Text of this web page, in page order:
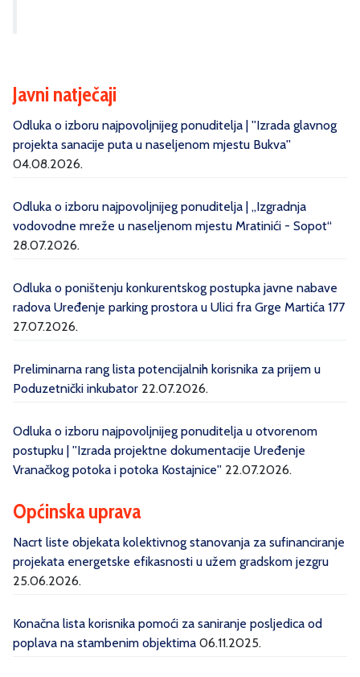
Javni natječaji
Odluka o izboru najpovoljnijeg ponuditelja | ''Izrada glavnog
projekta sanacije puta u naseljenom mjestu Bukva''
04.08.2026.
Odluka o izboru najpovoljnijeg ponuditelja | „Izgradnja
vodovodne mreže u naseljenom mjestu Mratinići - Sopot“
28.07.2026.
Odluka o poništenju konkurentskog postupka javne nabave
radova Uređenje parking prostora u Ulici fra Grge Martića 177
27.07.2026.
Preliminarna rang lista potencijalnih korisnika za prijem u
Poduzetnički inkubator 22.07.2026.
Odluka o izboru najpovoljnijeg ponuditelja u otvorenom
postupku | ''Izrada projektne dokumentacije Uređenje
Vranačkog potoka i potoka Kostajnice'' 22.07.2026.
Općinska uprava
Nacrt liste objekata kolektivnog stanovanja za sufinanciranje
projekata energetske efikasnosti u užem gradskom jezgru
25.06.2026.
Konačna lista korisnika pomoći za saniranje posljedica od
poplava na stambenim objektima 06.11.2025.